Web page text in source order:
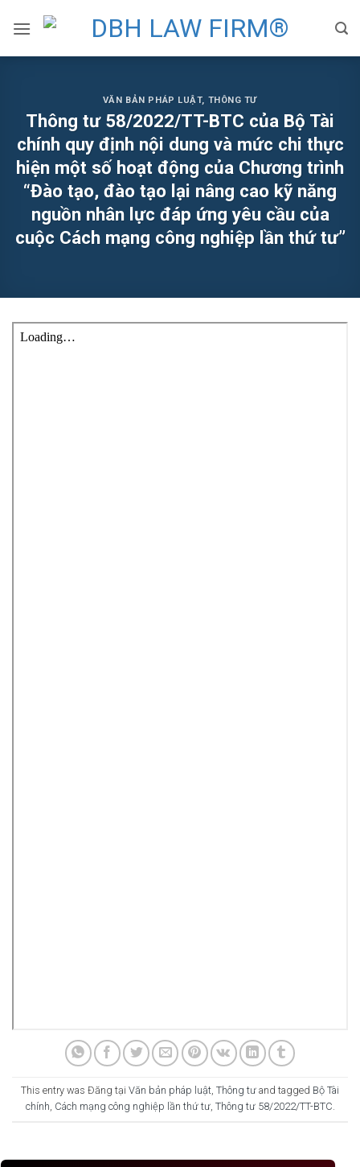
VĂN BẢN PHÁP LUẬT, THÔNG TƯ
Thông tư 58/2022/TT-BTC của Bộ Tài
chính quy định nội dung và mức chi thực
hiện một số hoạt động của Chương trình
“Đào tạo, đào tạo lại nâng cao kỹ năng
nguồn nhân lực đáp ứng yêu cầu của
cuộc Cách mạng công nghiệp lần thứ tư”
This entry was Đăng tại Văn bản pháp luật, Thông tư and tagged Bộ Tài
chính, Cách mạng công nghiệp lần thứ tư, Thông tư 58/2022/TT-BTC.